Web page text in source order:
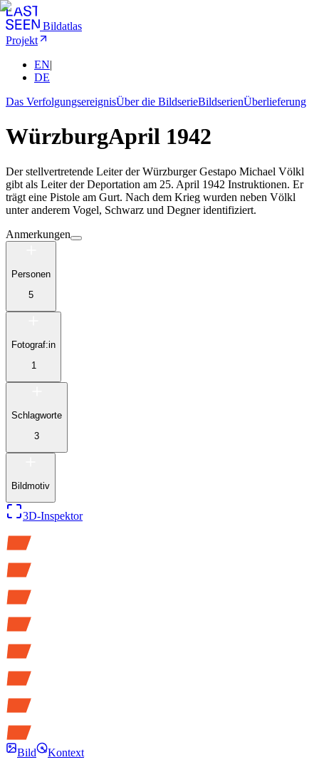
Bildatlas
Projekt
EN|
DE
Das VerfolgungsereignisÜber die BildserieBildserienÜberlieferung
WürzburgApril 1942
Der stellvertretende Leiter der Würzburger Gestapo Michael Völkl
gibt als Leiter der Deportation am 25. April 1942 Instruktionen. Er
trägt eine Pistole am Gurt. Nach dem Krieg wurden neben Völkl
unter anderem Vogel, Schwarz und Degner identifiziert.
Anmerkungen
Personen
5
Fotograf:in
1
Schlagworte
3
Bildmotiv
3D-Inspektor
Bild
Kontext